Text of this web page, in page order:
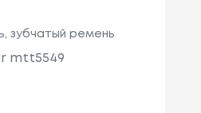
зубчатый ремень
mtt5549